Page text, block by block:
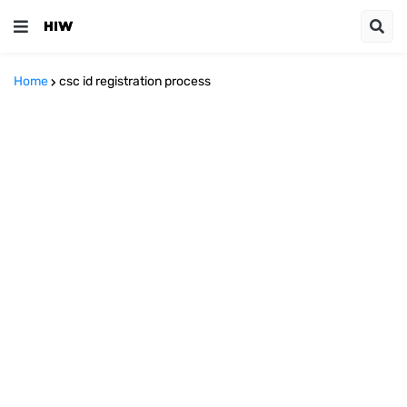
Home csc id registration process